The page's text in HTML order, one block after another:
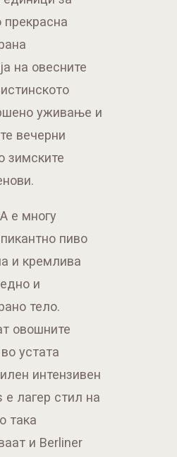
прекрасна
на овесните
уживање и
вечерни
зимските
е многу
пиво
и кремлива
и
тело.
овошните
устата
интензивен
е лагер стил на
така
и Berliner